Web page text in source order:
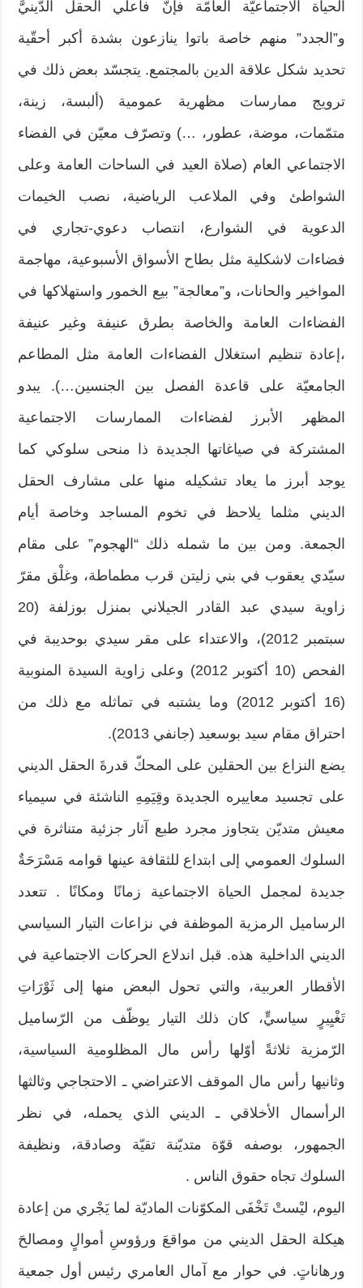
الحياة الاجتماعيّة العامّة فإنّ فاعلي الحقل الدّينيَّ
و”الجدد” منهم خاصة باتوا ينازعون بشدة أكبر أحقّية
تحديد شكل علاقة الدين بالمجتمع. يتجسّد بعض ذلك في
ترويج ممارسات مظهرية عمومية (ألبسة، زينة،
متمّمات، موضة، عطور، …) وتصرّف معيّن في الفضاء
الاجتماعي العام (صلاة العيد في الساحات العامة وعلى
الشواطئ وفي الملاعب الرياضية، نصب الخيمات
الدعوية في الشوارع، انتصاب دعوي-تجاري في
فضاءات لاشكلية مثل بطاح الأسواق الأسبوعية، مهاجمة
المواخير والحانات، و”معالجة” بيع الخمور واستهلاكها في
الفضاءات العامة والخاصة بطرق عنيفة وغير عنيفة
،إعادة تنظيم استغلال الفضاءات العامة مثل المطاعم
الجامعيّة على قاعدة الفصل بين الجنسين…). يبدو
المظهر الأبرز لفضاءات الممارسات الاجتماعية
المشتركة في صياغاتها الجديدة ذا منحى سلوكي كما
يوجد أبرز ما يعاد تشكيله منها على مشارف الحقل
الديني مثلما يلاحظ في تخوم المساجد وخاصة أيام
الجمعة. ومن بين ما شمله ذلك “الهجوم” على مقام
سيّدي يعقوب في بني زليتن قرب مطماطة، وغلْق مقرّ
زاوية سيدي عبد القادر الجيلاني بمنزل بوزلفة (20
سبتمبر 2012)، والاعتداء على مقر سيدي بوحديبة في
الفحص (10 أكتوبر 2012) وعلى زاوية السيدة المنوبية
(16 أكتوبر 2012) وما يشتبه في تماثله مع ذلك من
احتراق مقام سيد بوسعيد (جانفي 2013).
يضع النزاع بين الحقلين على المحكّ قدرةَ الحقل الديني
على تجسيد معاييره الجديدة وقِيَمِهِ الناشئة في سيمياء
معيش متديّن يتجاوز مجرد طبع آثار جزئية متناثرة في
السلوك العمومي إلى ابتداع للثقافة عينها قوامه مَسْرَحَةٌ
جديدة لمجمل الحياة الاجتماعية زمانًا ومكانًا . تتعدد
الرساميل الرمزية الموظفة في نزاعات التيار السياسي
الديني الداخلية هذه. قبل اندلاع الحركات الاجتماعية في
الأقطار العربية، والتي تحول البعض منها إلى ثَوْرَاتِ
تَغْيِيرٍ سياسيٍّ، كان ذلك التيار يوظّف من الرّساميل
الرّمزية ثلاثةً أوّلها رأس مال المظلومية السياسية،
وثانيها رأس مال الموقف الاعتراضي ـ الاحتجاجي وثالثها
الرأسمال الأخلاقي ـ الديني الذي يحمله، في نظر
الجمهور، بوصفه قوّة متديّنة تقيّة وصادقة، ونظيفة
السلوك تجاه حقوق الناس .
اليوم، ليْستْ تَخْفَى المكوّنات الماديّة لما يَجْري من إعادة
هيكلة الحقل الديني من مواقعَ ورؤوسِ أموالٍ ومصالحَ
ورهاناتٍ. في حوار مع آمال العامري رئيس أول جمعية